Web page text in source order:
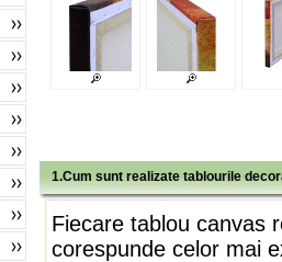
1.Cum sunt realizate tablourile
Fiecare tablou canvas
corespunde celor mai